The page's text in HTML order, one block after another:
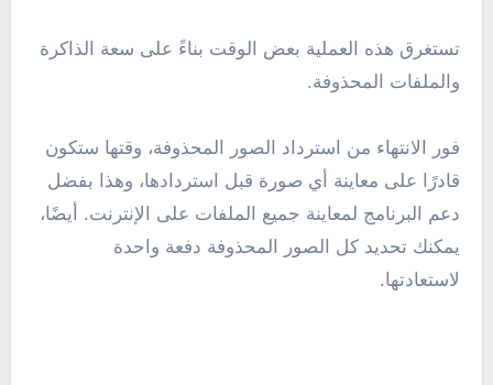
تستغرق هذه العملية بعض الوقت بناءً على سعة الذاكرة
والملفات المحذوفة.
فور الانتهاء من استرداد الصور المحذوفة، وقتها ستكون
قادرًا على معاينة أي صورة قبل استردادها، وهذا بفضل
دعم البرنامج لمعاينة جميع الملفات على الإنترنت. أيضًا،
يمكنك تحديد كل الصور المحذوفة دفعة واحدة
لاستعادتها.